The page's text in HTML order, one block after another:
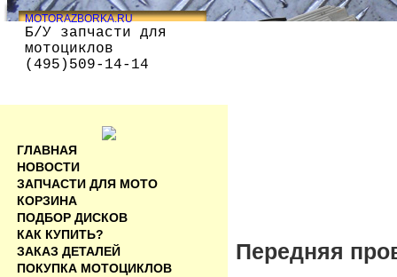
MOTORAZBORKA.RU
Б/У запчасти для
мотоциклов
(495)509-14-14
Передняя
ГЛАВНАЯ
НОВОСТИ
ЗАПЧАСТИ ДЛЯ МОТО
КОРЗИНА
ПОДБОР ДИСКОВ
КАК КУПИТЬ?
ЗАКАЗ ДЕТАЛЕЙ
ПОКУПКА МОТОЦИКЛОВ